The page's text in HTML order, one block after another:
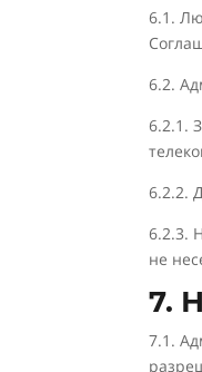
6.1.
6.2.
6.2.1.
6.2.2.
6.2.3.
не
7.
7.1.